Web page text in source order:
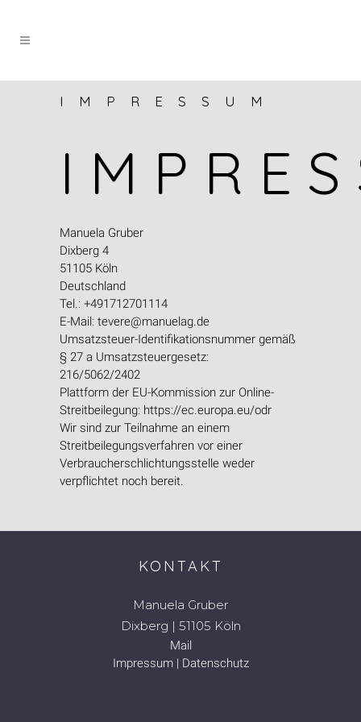
IMPRESSUM
Manuela Gruber
Dixberg 4
51105 Köln
Deutschland
Tel.: +491712701114
E-Mail: tevere@manuelag.de
Umsatzsteuer-Identifikationsnummer gemäß
§ 27 a Umsatzsteuergesetz:
216/5062/2402
Plattform der EU-Kommission zur Online-
Streitbeilegung: https://ec.europa.eu/odr
Wir sind zur Teilnahme an einem
Streitbeilegungsverfahren vor einer
Verbraucherschlichtungsstelle weder
verpflichtet noch bereit.
KONTAKT
Manuela Gruber
Dixberg | 51105 Köln
Mail
Impressum| Datenschutz